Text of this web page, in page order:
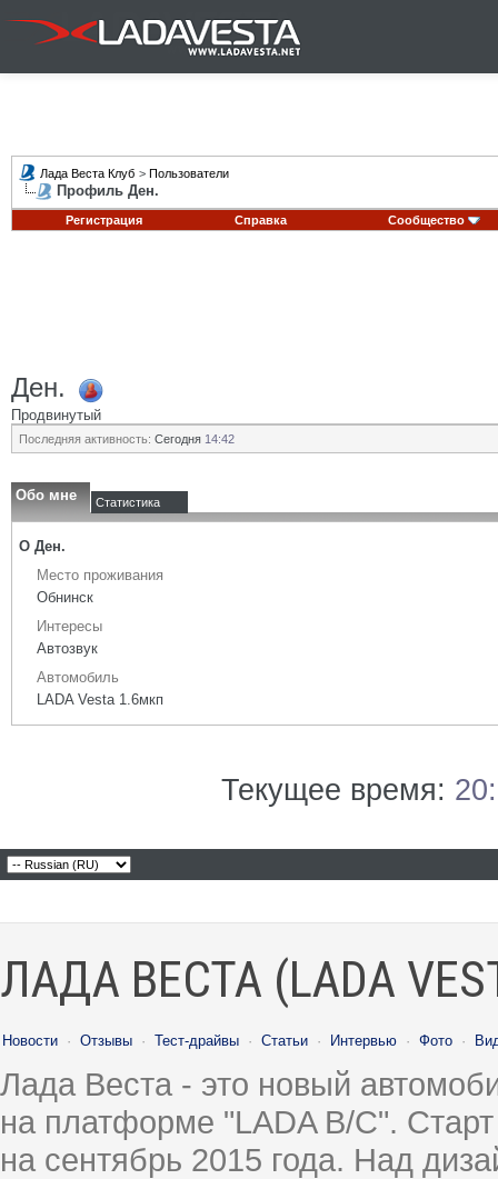
Лада Веста Клуб > Пользователи
Профиль Ден.
Регистрация Справка Сообщество
Ден.
Продвинутый
Последняя активность: Сегодня 14:42
Обо мне Статистика
О Ден.
Место проживания
Обнинск
Интересы
Автозвук
Автомобиль
LADA Vesta 1.6мкп
Текущее время:
ЛАДА ВЕСТА (LADA
Новости · Отзывы · Тест-драйвы · Статьи · Интервью · Фото ·
Лада Веста - это новый
на платформе "LADA B/C".
на сентябрь 2015 года. Над